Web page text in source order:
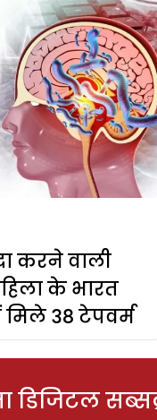
करने वाली
के भारत
मिले 38 टेपवर्म
डिजिटल